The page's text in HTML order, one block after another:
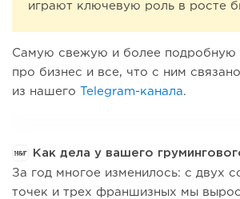
играют ключевую роль в росте
Самую свежую и более
про бизнес и все, что с ним
из нашего
Telegram-канала.
Как дела у вашего
За год многое изменилось: с двух
точек и трех франшизных мы